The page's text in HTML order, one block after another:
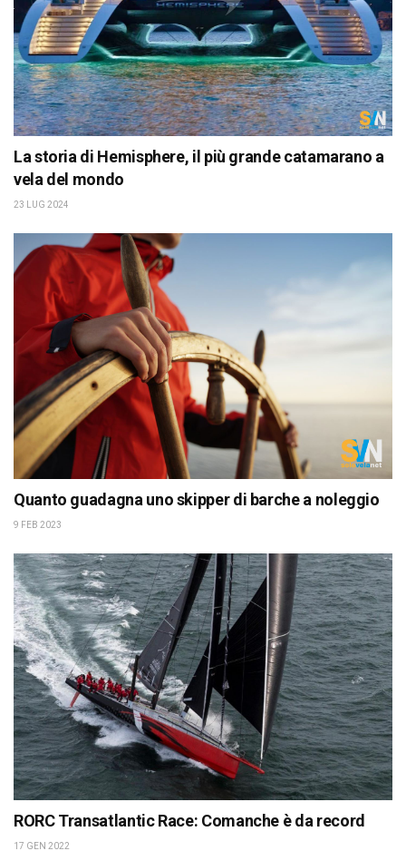
La storia di Hemisphere, il più grande catamarano a
vela del mondo
23 LUG 2024
Quanto guadagna uno skipper di barche a noleggio
9 FEB 2023
RORC Transatlantic Race: Comanche è da record
17 GEN 2022